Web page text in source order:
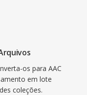
outros,
de
AAC
os para AAC
em lote
coleções.